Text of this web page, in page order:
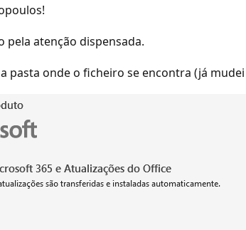
pela atenção dispensada.
pasta onde o ficheiro se encontra (já